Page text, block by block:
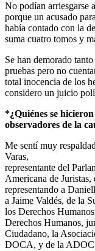
No podían arriesgarse
porque un acusado
había contado con la
suma cuatro tomos y
Se han demorado
pruebas pero no
total inocencia de los
considero un juicio
*¿Quiénes se
observadores de la
Me sentí muy
Varas,
representante del
Americana de
representando a
a Jaime Valdés, de la
los Derechos
Derechos Humanos,
Ciudadano, la
DOCA, y de la ADOC